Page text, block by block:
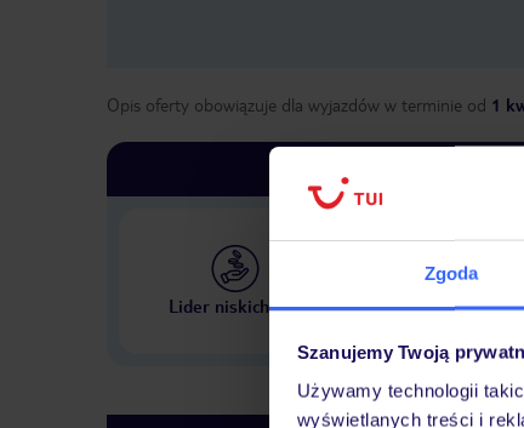
Zgoda
Szanujemy Twoją
Używamy technologii
wyświetlanych treści i
Opis oferty obowiązuje dla wyjazdów w terminie od 1
Lider niskich cen
w Polsce